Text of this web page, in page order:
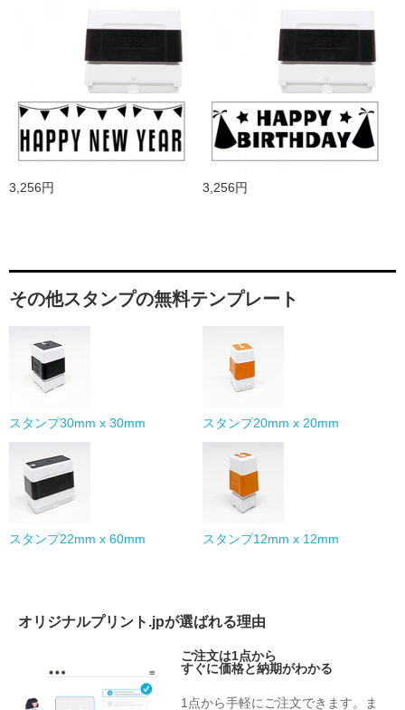
3,256円 3,256円
その他スタンプの無料テンプレート
スタンプ30mm x 30mm スタンプ20mm x 20mm
スタンプ22mm x 60mm スタンプ12mm x 12mm
オリジナルプリント.jpが選ばれる理由
ご注文は1点から
すぐに価格と納期がわかる
1点から手軽にご注文できます。ま